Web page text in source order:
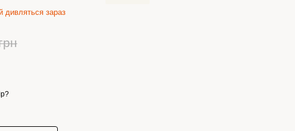
дивляться зараз